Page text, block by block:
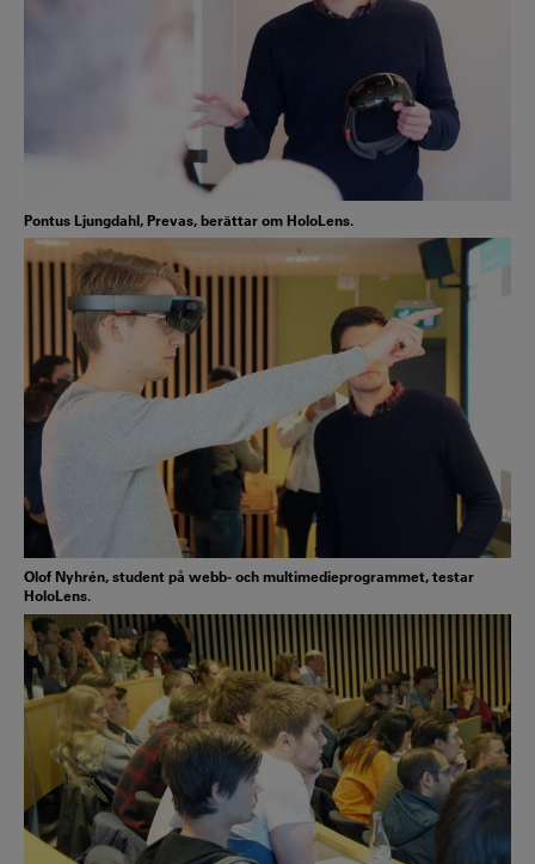
Pontus Ljungdahl, Prevas, berättar om HoloLens.
Olof Nyhrén, student på webb- och multimedieprogrammet, testar
HoloLens.